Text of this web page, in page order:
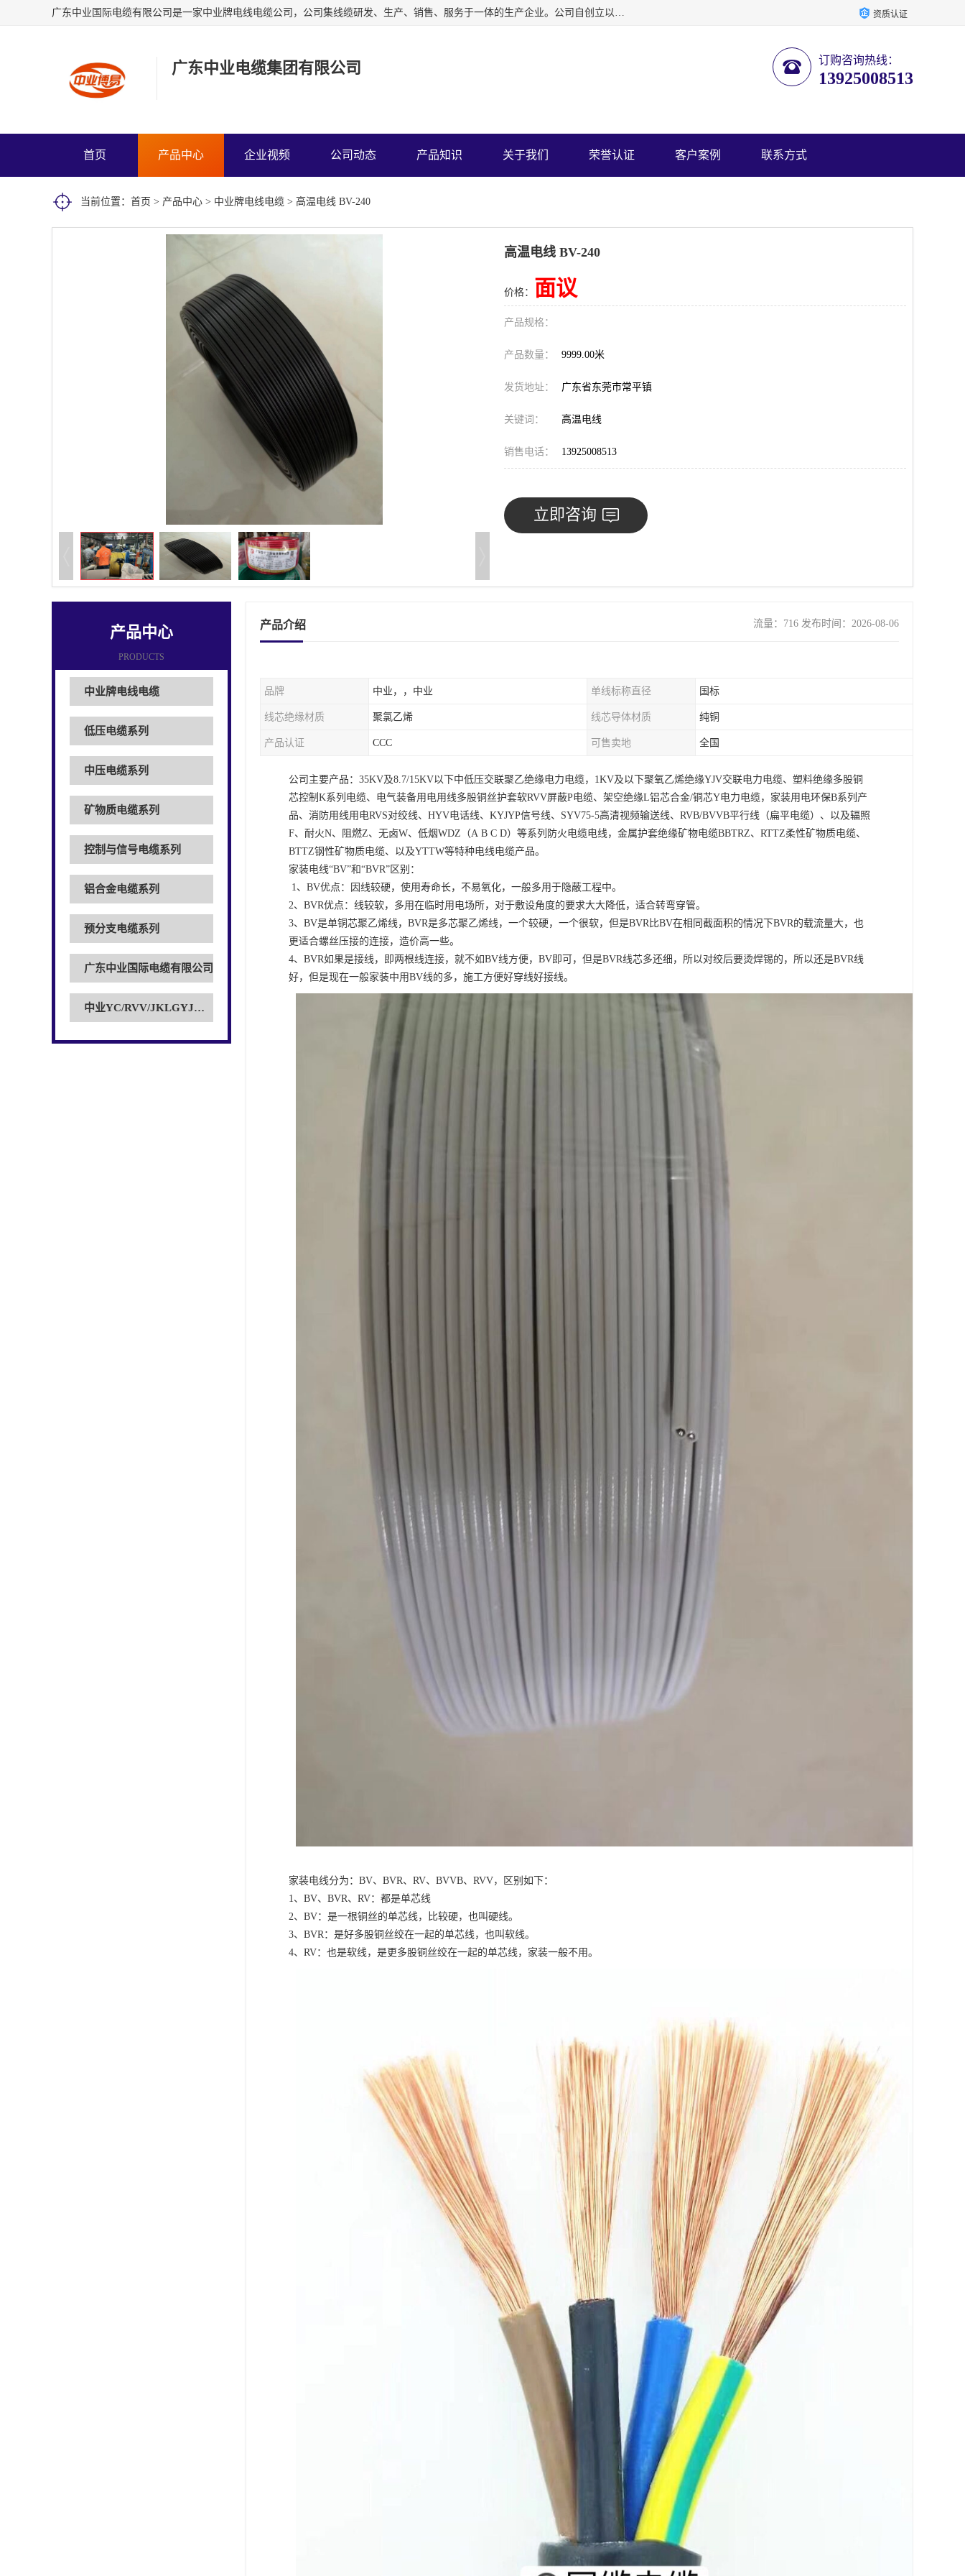
广东中业国际电缆有限公司是一家中业牌电线电缆公司，公司集线缆研发、生产、销售、服务于一体的生产企业。公司自创立以来一直跟随工业化、信息化的发展道路，并坚持以中国质量认证中心ISO9001管理体系进行企业管理。 资质认证
广东中业电缆集团有限公司 订购咨询热线：
13925008513
首页 产品中心 企业视频 公司动态 产品知识 关于我们 荣誉认证 客户案例 联系方式
当前位置： 首页 > 产品中心 > 中业牌电线电缆 > 高温电线 BV-240
高温电线 BV-240
价格： 面议
产品规格：
产品数量： 9999.00米
发货地址： 广东省东莞市常平镇
关键词： 高温电线
销售电话： 13925008513
立即咨询
产品中心
PRODUCTS
中业牌电线电缆
低压电缆系列
中压电缆系列
矿物质电缆系列
控制与信号电缆系列
铝合金电缆系列
预分支电缆系列
广东中业国际电缆有限公司
中业YC/RVV/JKLGYJ电缆
产品介绍 流量：716 发布时间：2026-08-06
品牌 中业，，中业 单线标称直径 国标
线芯绝缘材质 聚氯乙烯 线芯导体材质 纯铜
产品认证 CCC 可售卖地 全国
公司主要产品：35KV及8.7/15KV以下中低压交联聚乙绝缘电力电缆，1KV及以下聚氧乙烯绝缘YJV交联电力电缆、塑料绝缘多股铜
芯控制K系列电缆、电气装备用电用线多股铜丝护套软RVV屏蔽P电缆、架空绝缘L铝芯合金/铜芯Y电力电缆，家装用电环保B系列产
品、消防用线用电RVS对绞线、HYV电话线、KYJYP信号线、SYV75-5高清视频输送线、RVB/BVVB平行线（扁平电缆）、以及辐照
F、耐火N、阻燃Z、无卤W、低烟WDZ（A B C D）等系列防火电缆电线，金属护套绝缘矿物电缆BBTRZ、RTTZ柔性矿物质电缆、
BTTZ钢性矿物质电缆、以及YTTW等特种电线电缆产品。
家装电线“BV”和“BVR”区别：
1、BV优点：因线较硬，使用寿命长，不易氧化，一般多用于隐蔽工程中。
2、BVR优点：线较软，多用在临时用电场所，对于敷设角度的要求大大降低，适合转弯穿管。
3、BV是单铜芯聚乙烯线，BVR是多芯聚乙烯线，一个较硬，一个很软，但是BVR比BV在相同截面积的情况下BVR的载流量大，也
更适合螺丝压接的连接，造价高一些。
4、BVR如果是接线，即两根线连接，就不如BV线方便，BV即可，但是BVR线芯多还细，所以对绞后要烫焊锡的，所以还是BVR线
好，但是现在一般家装中用BV线的多，施工方便好穿线好接线。
家装电线分为：BV、BVR、RV、BVVB、RVV，区别如下：
1、BV、BVR、RV：都是单芯线
2、BV：是一根铜丝的单芯线，比较硬，也叫硬线。
3、BVR：是好多股铜丝绞在一起的单芯线，也叫软线。
4、RV：也是软线，是更多股铜丝绞在一起的单芯线，家装一般不用。